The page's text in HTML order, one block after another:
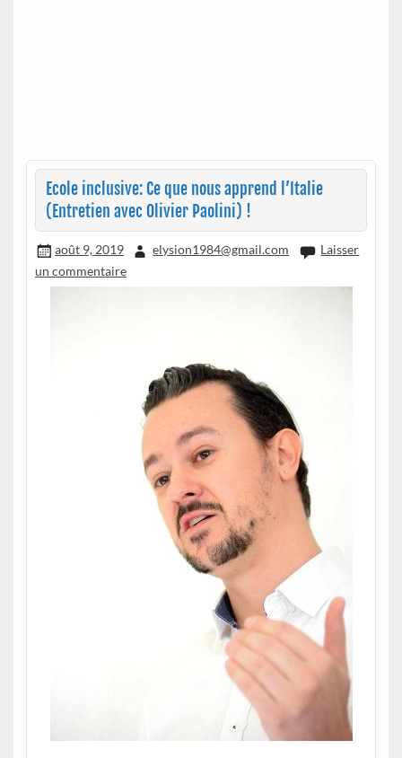
Ecole inclusive: Ce que nous apprend l’Italie
(Entretien avec Olivier Paolini) !
août 9, 2019 elysion1984@gmail.com
Laisser
un commentaire